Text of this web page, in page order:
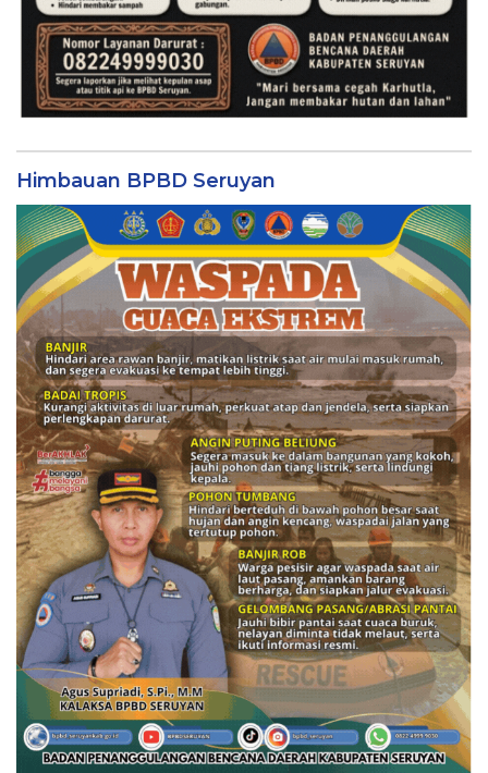
Himbauan BPBD Seruyan